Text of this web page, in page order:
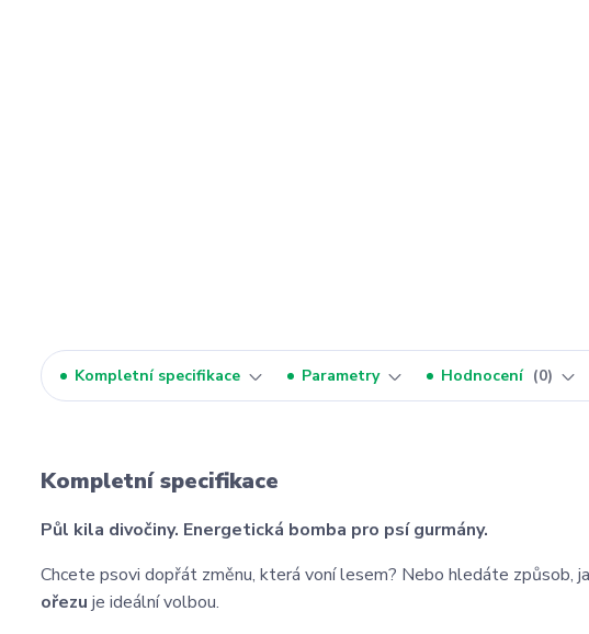
Kompletní specifikace Parametry Hodnocení 0
Kompletní specifikace
Půl kila divočiny. Energetická bomba pro psí gurmány.
Chcete psovi dopřát změnu, která voní lesem? Nebo hledáte způsob,
ořezu je ideální volbou.